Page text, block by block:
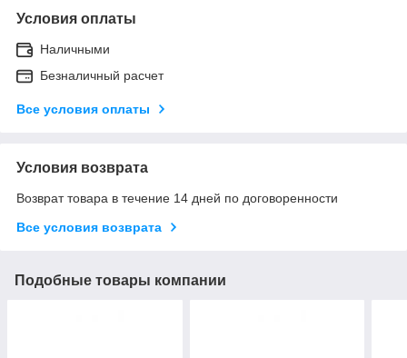
Условия оплаты
Наличными
Безналичный расчет
Все условия оплаты
Условия возврата
Возврат товара в течение 14 дней по договоренности
Все условия возврата
Подобные товары компании